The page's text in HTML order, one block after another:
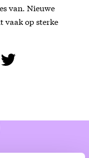
van. Nieuwe
vaak op sterke